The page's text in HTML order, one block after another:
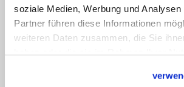
soziale Medien, Werbung und
Partner führen diese Informationen
weiteren Daten zusammen, die Sie
Das Erzbistum Berlin und
verbindet nach Angaben der
von Respekt geprägter